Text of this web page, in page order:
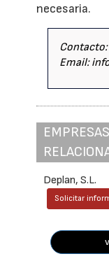
necesaria.
Email:
Deplan, S.L.
Solicitar